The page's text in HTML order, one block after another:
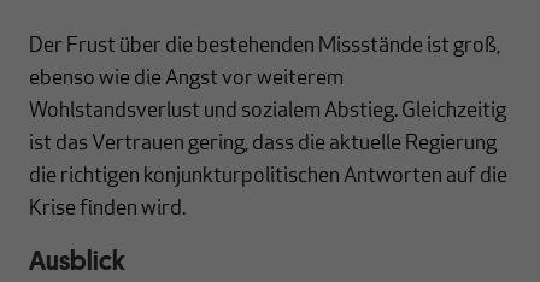
Der Frust über die bestehenden Missstände ist groß,
ebenso wie die Angst vor weiterem
Wohlstandsverlust und sozialem Abstieg. Gleichzeitig
ist das Vertrauen gering, dass die aktuelle Regierung
die richtigen konjunkturpolitischen Antworten auf die
Krise finden wird.
Ausblick